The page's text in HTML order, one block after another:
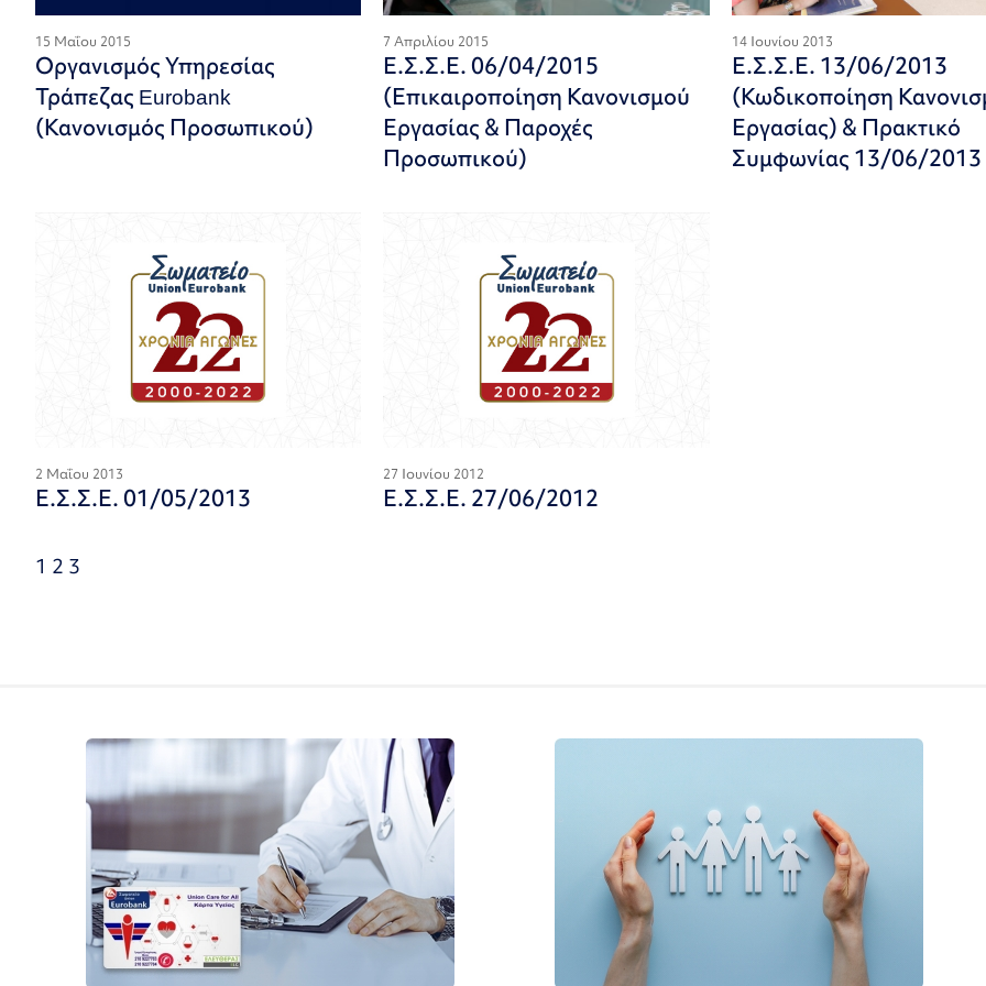
15 Μαΐου 2015
Οργανισμός Υπηρεσίας
Τράπεζας Eurobank
(Κανονισμός Προσωπικού)
7 Απριλίου 2015
Ε.Σ.Σ.Ε. 06/04/2015
(Επικαιροποίηση Κανονισμού
Εργασίας & Παροχές
Προσωπικού)
14 Ιουνίου 2013
Ε.Σ.Σ.Ε. 13/06/2013
(Κωδικοποίηση
Εργασίας) & Πρακτικό
Συμφωνίας 13/06/2013
2 Μαΐου 2013
Ε.Σ.Σ.Ε. 01/05/2013
27 Ιουνίου 2012
Ε.Σ.Σ.Ε. 27/06/2012
1 2 3